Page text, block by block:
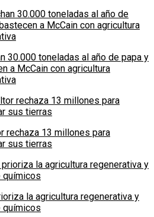
30.000 toneladas al año de papa y
a McCain con agricultura
rechaza 13 millones para
sus tierras
la agricultura regenerativa y
químicos